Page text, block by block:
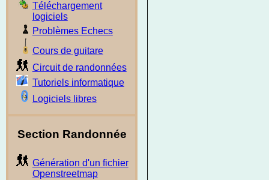
Téléchargement
logiciels
Problèmes Echecs
Cours de guitare
Circuit de randonnées
Tutoriels informatique
Logiciels libres
Section Randonnée
Génération d'un fichier
Openstreetmap